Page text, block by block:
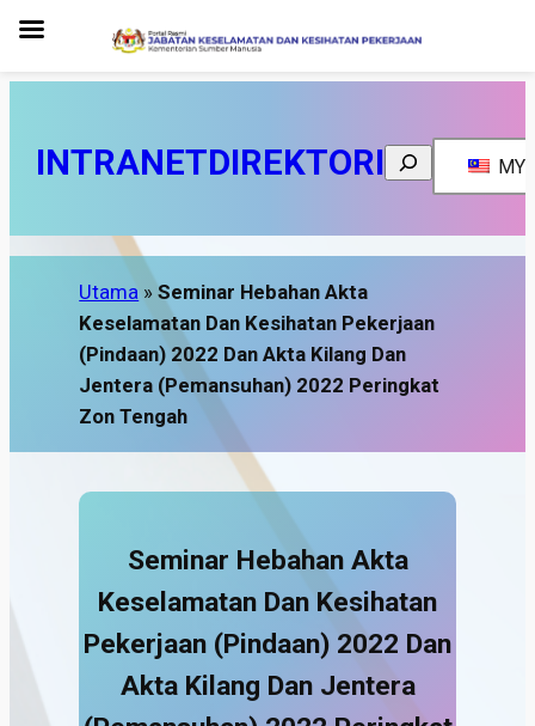
INTRANETDIREKTORI Search MY
Utama »Seminar Hebahan Akta
Keselamatan Dan Kesihatan Pekerjaan
(Pindaan) 2022 Dan Akta Kilang Dan
Jentera (Pemansuhan) 2022 Peringkat
Zon Tengah
Seminar Hebahan Akta
Keselamatan Dan Kesihatan
Pekerjaan (Pindaan) 2022 Dan
Akta Kilang Dan Jentera